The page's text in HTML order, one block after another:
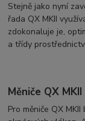
Stejně jako nyní
řada QX MKII
zdokonaluje je,
a třídy
Měniče QX MKII
Pro měniče QX